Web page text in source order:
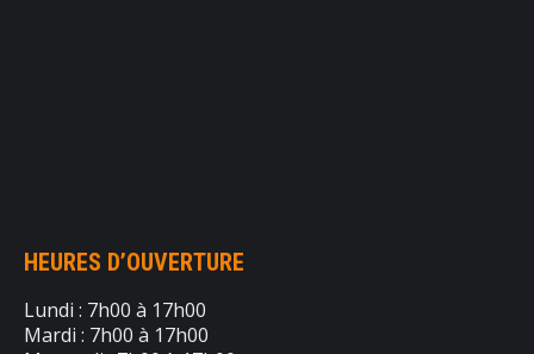
HEURES D’OUVERTURE
Lundi : 7h00 à 17h00
Mardi : 7h00 à 17h00